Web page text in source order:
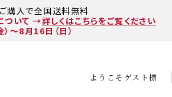
購入で全国送料無料
ついて →詳しくはこちらをご覧ください
～8月16日（日）
ようこそゲスト様